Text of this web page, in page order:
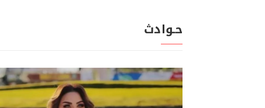
حـوادث